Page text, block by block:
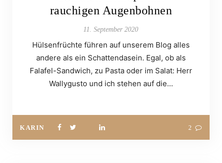
rauchigen Augenbohnen
11. September 2020
Hülsenfrüchte führen auf unserem Blog alles
andere als ein Schattendasein. Egal, ob als
Falafel-Sandwich, zu Pasta oder im Salat: Herr
Wallygusto und ich stehen auf die…
KARIN 2